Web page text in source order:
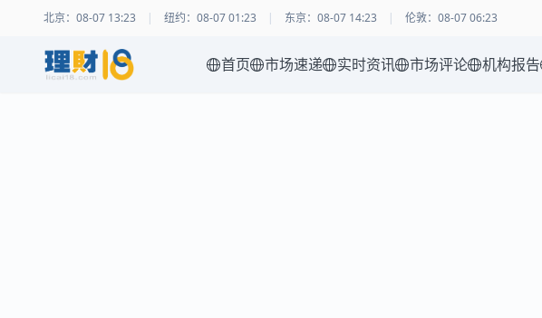
北京： 08-07 13:23 | 纽约： 08-07 01:23 | 东京： 08-07 14:23 | 伦敦： 08-07 06:23
首页 市场速递 实时资讯 市场评论 机构报告